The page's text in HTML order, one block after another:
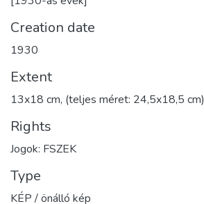
Creation date
1930
Extent
13x18 cm, (teljes méret: 24,5x18,5 cm)
Rights
Jogok: FSZEK
Type
KÉP / önálló kép